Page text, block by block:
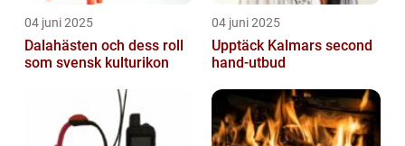
04 juni 2025
Dalahästen och dess roll
som svensk kulturikon
04 juni 2025
Upptäck Kalmars second
hand-utbud